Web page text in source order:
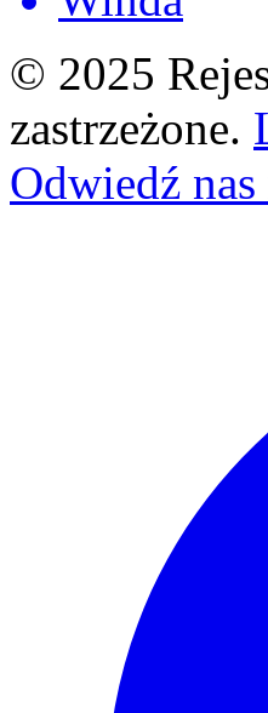
© 2025
zastrzeżone.
Odwiedź